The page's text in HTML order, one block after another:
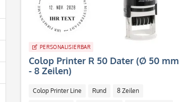
PERSONALISIERBAR
Colop Printer R 50 Dater (Ø 50 mm
- 8 Zeilen)
Colop Printer Line Rund 8 Zeilen